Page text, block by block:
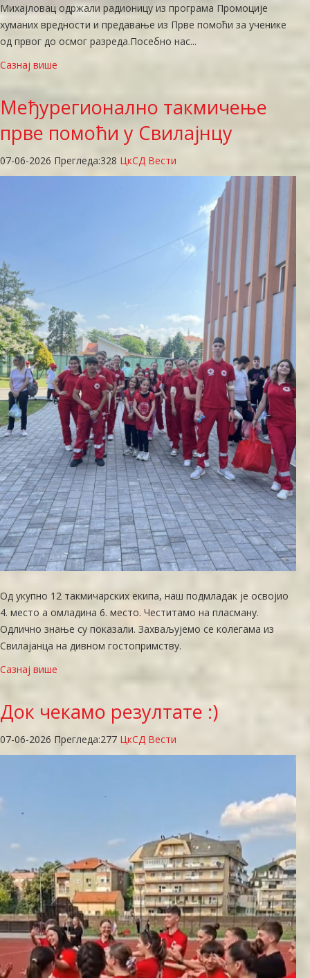
Михајловац одржали радионицу из програма Промоције
хуманих вредности и предавање из Прве помоћи за ученике
од првог до осмог разреда. ​Посебно нас...
Сазнај више
Међурегионално такмичење
прве помоћи у Свилајнцу
07-06-2026 Прегледа:328 ЦкСД Вести
Од укупно 12 такмичарских екипа, наш подмладак је освојио
4. место а омладина 6. место. Честитамо на пласману.
Одлично знање су показали. Захваљујемо се колегама из
Свилајанца на дивном гостопримству.
Сазнај више
Док чекамо резултате :)
07-06-2026 Прегледа:277 ЦкСД Вести